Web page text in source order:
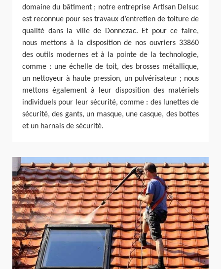
domaine du bâtiment ; notre entreprise Artisan Delsuc
est reconnue pour ses travaux d’entretien de toiture de
qualité dans la ville de Donnezac. Et pour ce faire,
nous mettons à la disposition de nos ouvriers 33860
des outils modernes et à la pointe de la technologie,
comme : une échelle de toit, des brosses métallique,
un nettoyeur à haute pression, un pulvérisateur ; nous
mettons également à leur disposition des matériels
individuels pour leur sécurité, comme : des lunettes de
sécurité, des gants, un masque, une casque, des bottes
et un harnais de sécurité.